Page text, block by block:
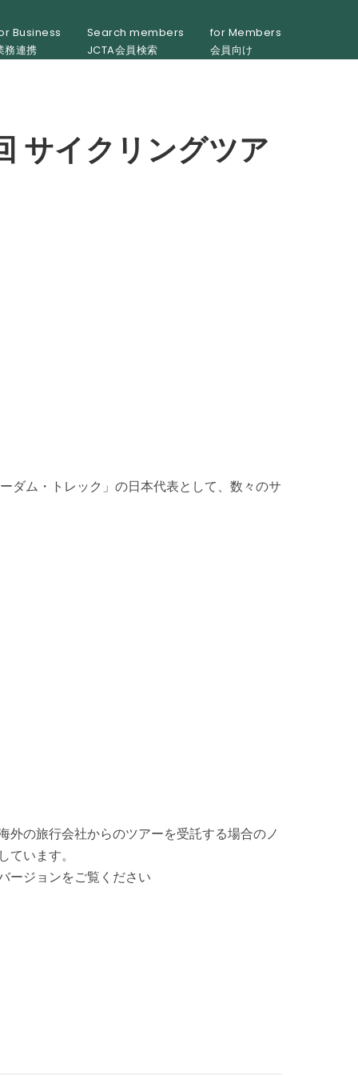
Business
務連携
Search members
JCTA会員検索
for Members
会員向け
サイクリングツア
ダム・トレック」の日本代表として、数々のサ
外の旅行会社からのツアーを受託する場合のノ
います。
ージョンをご覧ください